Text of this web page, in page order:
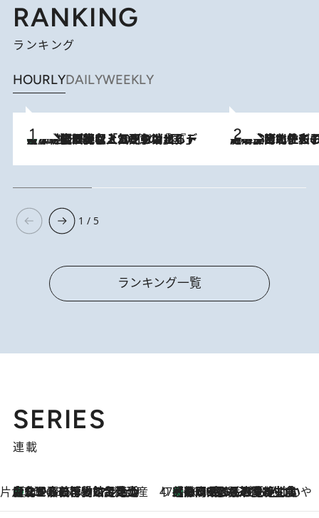
RANKING
ランキング
HOURLYDAILYWEEKLY
2026.8.5
【なぜ吉沢亮は「気配を消せる」のか？】興行収入208億の『国宝』を経て挑むミュージカル『ディア・エヴァン・ハンセン』。トップ俳優が舞台上でさらけ出した“孤独”とは 2026.8.3
《「文士の子ども被害者の会」発足！》阿川佐和子（72）が語る遠藤周作に北杜夫、劇作家・矢代静一の子どもたちの“文豪プライベート事件簿”
1 / 5
ランキング一覧
SERIES
連載
片倉真理のときめく台湾土産
2026.8.5
台北からちょっと足を延ばして嘉義へ！ マジョリカタイルの博物館で見つけたレトロ可愛い台湾土産 47都道府県の手みやげ ひんやりスイーツで夏を満喫
2026.8.5
【静岡県】この夏絶対食べたい 冷やしておいしいおやつ3選 お茶香る生食感のふるふるゼリー